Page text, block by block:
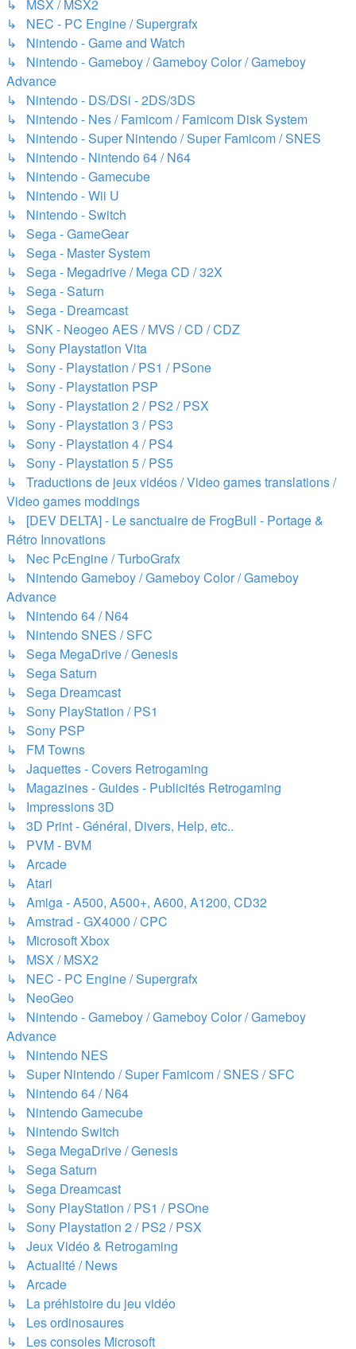
↳ MSX / MSX2
↳ NEC - PC Engine / Supergrafx
↳ Nintendo - Game and Watch
↳ Nintendo - Gameboy / Gameboy Color / Gameboy
Advance
↳ Nintendo - DS/DSi - 2DS/3DS
↳ Nintendo - Nes / Famicom / Famicom Disk System
↳ Nintendo - Super Nintendo / Super Famicom / SNES
↳ Nintendo - Nintendo 64 / N64
↳ Nintendo - Gamecube
↳ Nintendo - Wii U
↳ Nintendo - Switch
↳ Sega - GameGear
↳ Sega - Master System
↳ Sega - Megadrive / Mega CD / 32X
↳ Sega - Saturn
↳ Sega - Dreamcast
↳ SNK - Neogeo AES / MVS / CD / CDZ
↳ Sony Playstation Vita
↳ Sony - Playstation / PS1 / PSone
↳ Sony - Playstation PSP
↳ Sony - Playstation 2 / PS2 / PSX
↳ Sony - Playstation 3 / PS3
↳ Sony - Playstation 4 / PS4
↳ Sony - Playstation 5 / PS5
↳ Traductions de jeux vidéos / Video games translations /
Video games moddings
↳ [DEV DELTA] - Le sanctuaire de FrogBull - Portage &
Rétro Innovations
↳ Nec PcEngine / TurboGrafx
↳ Nintendo Gameboy / Gameboy Color / Gameboy
Advance
↳ Nintendo 64 / N64
↳ Nintendo SNES / SFC
↳ Sega MegaDrive / Genesis
↳ Sega Saturn
↳ Sega Dreamcast
↳ Sony PlayStation / PS1
↳ Sony PSP
↳ FM Towns
↳ Jaquettes - Covers Retrogaming
↳ Magazines - Guides - Publicités Retrogaming
↳ Impressions 3D
↳ 3D Print - Général, Divers, Help, etc..
↳ PVM - BVM
↳ Arcade
↳ Atari
↳ Amiga - A500, A500+, A600, A1200, CD32
↳ Amstrad - GX4000 / CPC
↳ Microsoft Xbox
↳ MSX / MSX2
↳ NEC - PC Engine / Supergrafx
↳ NeoGeo
↳ Nintendo - Gameboy / Gameboy Color / Gameboy
Advance
↳ Nintendo NES
↳ Super Nintendo / Super Famicom / SNES / SFC
↳ Nintendo 64 / N64
↳ Nintendo Gamecube
↳ Nintendo Switch
↳ Sega MegaDrive / Genesis
↳ Sega Saturn
↳ Sega Dreamcast
↳ Sony PlayStation / PS1 / PSOne
↳ Sony Playstation 2 / PS2 / PSX
↳ Jeux Vidéo & Retrogaming
↳ Actualité / News
↳ Arcade
↳ La préhistoire du jeu vidéo
↳ Les ordinosaures
↳ Les consoles Microsoft